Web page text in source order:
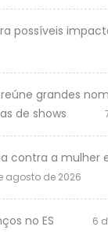
possíveis
grandes
de shows
contra a mulher
agosto de 2026
no ES 6